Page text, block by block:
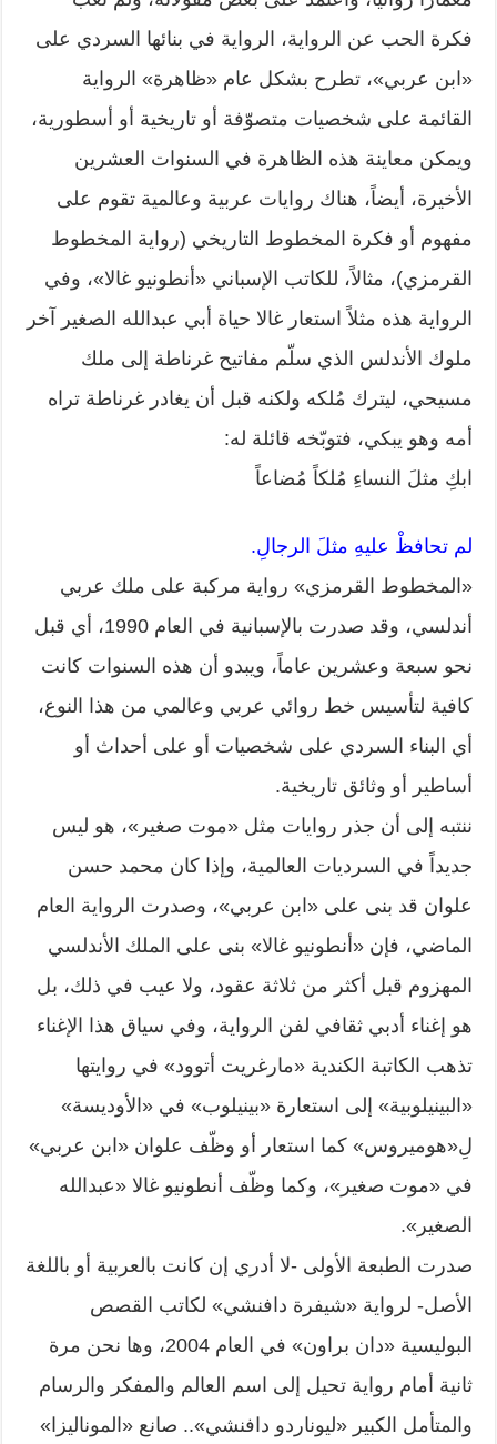
فكرة الحب عن الرواية، الرواية في بنائها السردي على
«ابن عربي»، تطرح بشكل عام «ظاهرة» الرواية
القائمة على شخصيات متصوّفة أو تاريخية أو أسطورية،
ويمكن معاينة هذه الظاهرة في السنوات العشرين
الأخيرة، أيضاً، هناك روايات عربية وعالمية تقوم على
مفهوم أو فكرة المخطوط التاريخي (رواية المخطوط
القرمزي)، مثالاً، للكاتب الإسباني «أنطونيو غالا»، وفي
الرواية هذه مثلاً استعار غالا حياة أبي عبدالله الصغير آخر
ملوك الأندلس الذي سلّم مفاتيح غرناطة إلى ملك
مسيحي، ليترك مُلكه ولكنه قبل أن يغادر غرناطة تراه
أمه وهو يبكي، فتوبّخه قائلة له:
ابكِ مثلَ النساءِ مُلكاً مُضاعاً
لم تحافظْ عليهِ مثلَ الرجالِ.
«المخطوط القرمزي» رواية مركبة على ملك عربي
أندلسي، وقد صدرت بالإسبانية في العام 1990، أي قبل
نحو سبعة وعشرين عاماً، ويبدو أن هذه السنوات كانت
كافية لتأسيس خط روائي عربي وعالمي من هذا النوع،
أي البناء السردي على شخصيات أو على أحداث أو
أساطير أو وثائق تاريخية.
ننتبه إلى أن جذر روايات مثل «موت صغير»، هو ليس
جديداً في السرديات العالمية، وإذا كان محمد حسن
علوان قد بنى على «ابن عربي»، وصدرت الرواية العام
الماضي، فإن «أنطونيو غالا» بنى على الملك الأندلسي
المهزوم قبل أكثر من ثلاثة عقود، ولا عيب في ذلك، بل
هو إغناء أدبي ثقافي لفن الرواية، وفي سياق هذا الإغناء
تذهب الكاتبة الكندية «مارغريت أتوود» في روايتها
«البينيلوبية» إلى استعارة «بينيلوب» في «الأوديسة»
لِ«هوميروس» كما استعار أو وظّف علوان «ابن عربي»
في «موت صغير»، وكما وظّف أنطونيو غالا «عبدالله
الصغير».
صدرت الطبعة الأولى -لا أدري إن كانت بالعربية أو باللغة
الأصل- لرواية «شيفرة دافنشي» لكاتب القصص
البوليسية «دان براون» في العام 2004، وها نحن مرة
ثانية أمام رواية تحيل إلى اسم العالم والمفكر والرسام
والمتأمل الكبير «ليوناردو دافنشي».. صانع «الموناليزا»